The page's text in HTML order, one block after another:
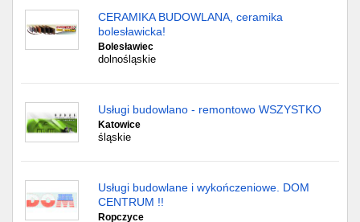
CERAMIKA BUDOWLANA, ceramika
bolesławicka!
Bolesławiec
dolnośląskie
Usługi budowlano - remontowo WSZYSTKO
Katowice
śląskie
Usługi budowlane i wykończeniowe. DOM
CENTRUM !!
Ropczyce